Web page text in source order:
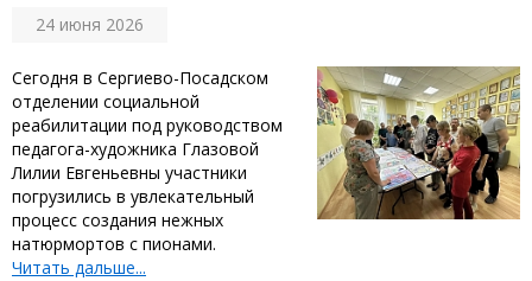
24 июня 2026
Сегодня в Сергиево-Посадском
отделении социальной
реабилитации под руководством
педагога-художника Глазовой
Лилии Евгеньевны участники
погрузились в увлекательный
процесс создания нежных
натюрмортов с пионами. ‎ ‎
Читать дальше...